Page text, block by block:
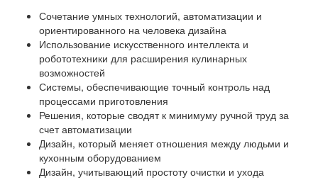
Сочетание умных технологий, автоматизации и
ориентированного на человека дизайна
Использование искусственного интеллекта и
робототехники для расширения кулинарных
возможностей
Системы, обеспечивающие точный контроль над
процессами приготовления
Решения, которые сводят к минимуму ручной труд за
счет автоматизации
Дизайн, который меняет отношения между людьми и
кухонным оборудованием
Дизайн, учитывающий простоту очистки и ухода